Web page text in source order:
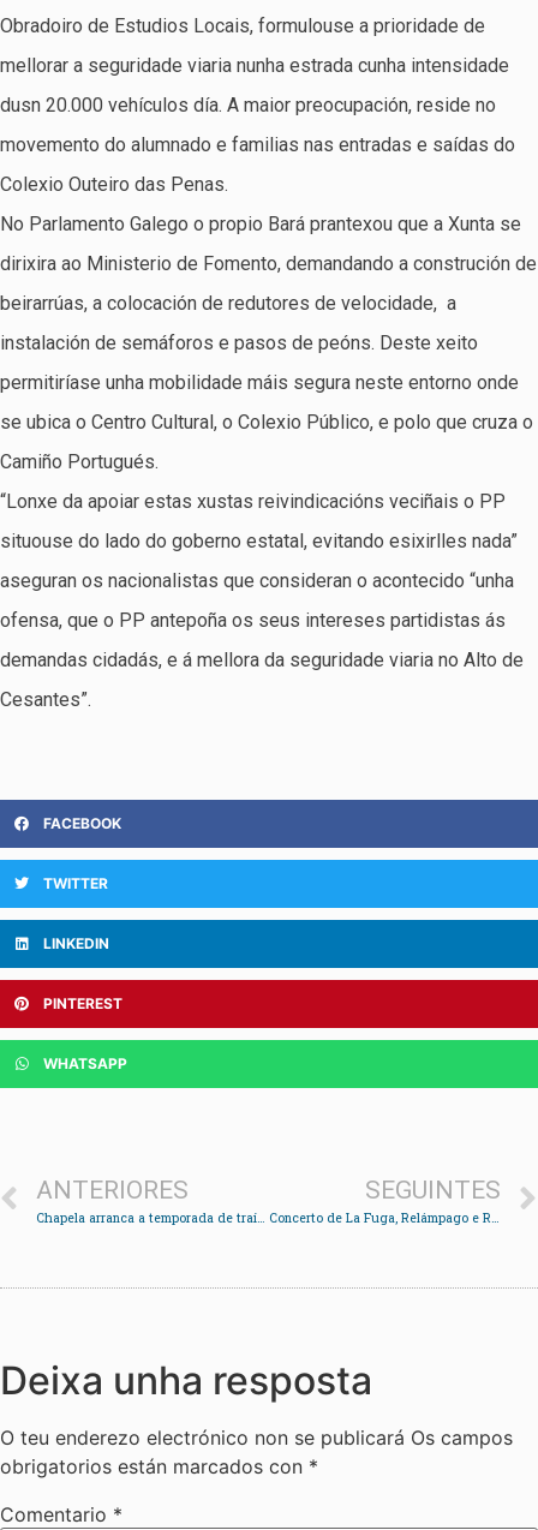
Obradoiro de Estudios Locais, formulouse a prioridade de
mellorar a seguridade viaria nunha estrada cunha intensidade
dusn 20.000 vehículos día. A maior preocupación, reside no
movemento do alumnado e familias nas entradas e saídas do
Colexio Outeiro das Penas.
No Parlamento Galego o propio Bará prantexou que a Xunta se
dirixira ao Ministerio de Fomento, demandando a construción de
beirarrúas, a colocación de redutores de velocidade, a
instalación de semáforos e pasos de peóns. Deste xeito
permitiríase unha mobilidade máis segura neste entorno onde
se ubica o Centro Cultural, o Colexio Público, e polo que cruza o
Camiño Portugués.
“Lonxe da apoiar estas xustas reivindicacións veciñais o PP
situouse do lado do goberno estatal, evitando esixirlles nada”
aseguran os nacionalistas que consideran o acontecido “unha
ofensa, que o PP antepoña os seus intereses partidistas ás
demandas cidadás, e á mellora da seguridade viaria no Alto de
Cesantes”.
FACEBOOK
TWITTER
LINKEDIN
PINTEREST
WHATSAPP
ANTERIORES
Chapela arranca a temporada de traíñas no Grove
SEGUINTES
Concerto de La Fuga, Relámpago e RMS no Campo da Feira
Deixa unha resposta
O teu enderezo electrónico non se publicará Os campos
obrigatorios están marcados con *
Comentario *